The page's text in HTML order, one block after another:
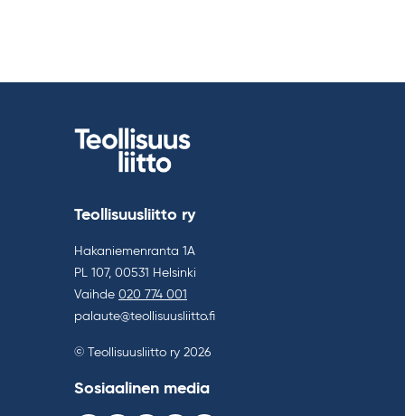
Teollisuusliitto ry
Hakaniemenranta 1A
PL 107, 00531 Helsinki
Vaihde 020 774 001
palaute@teollisuusliitto.fi
© Teollisuusliitto ry 2026
Sosiaalinen media